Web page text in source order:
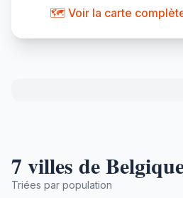
🗺️ Voir la carte
7 villes de
Triées par population